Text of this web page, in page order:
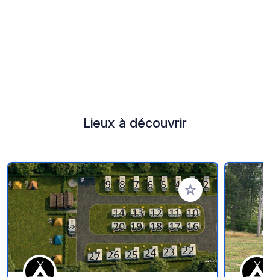
Lieux à découvrir
Ajouter à vos